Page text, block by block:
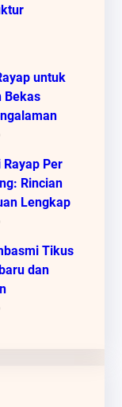
untuk
Bekas
Per
Rincian
Lengkap
Tikus
dan